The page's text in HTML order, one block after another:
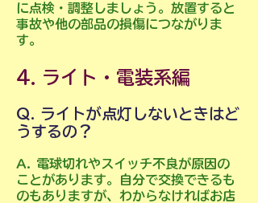
に点検・調整しましょう。放置すると
事故や他の部品の損傷につながりま
す。
4. ライト・電装系編
Q. ライトが点灯しないときはど
うするの？
A. 電球切れやスイッチ不良が原因の
ことがあります。自分で交換できるも
のもありますが、わからなければお店